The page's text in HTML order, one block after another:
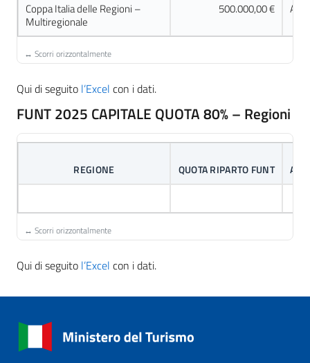
Coppa Italia delle Regioni –
Multiregionale
500.000,00 €
Qui di seguito l’Excel con i dati.
FUNT 2025 CAPITALE QUOTA 80% – Regioni
REGIONE QUOTA RIPARTO FUNT
Qui di seguito l’Excel con i dati.